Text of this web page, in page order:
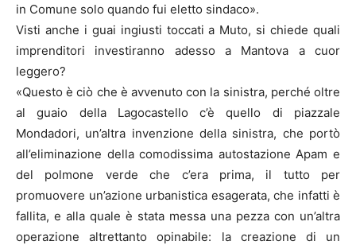
in Comune solo quando fui eletto sindaco».
Visti anche i guai ingiusti toccati a Muto, si chiede quali
imprenditori investiranno adesso a Mantova a cuor
leggero?
«Questo è ciò che è avvenuto con la sinistra, perché oltre
al guaio della Lagocastello c’è quello di piazzale
Mondadori, un’altra invenzione della sinistra, che portò
all’eliminazione della comodissima autostazione Apam e
del polmone verde che c’era prima, il tutto per
promuovere un’azione urbanistica esagerata, che infatti è
fallita, e alla quale è stata messa una pezza con un’altra
operazione altrettanto opinabile: la creazione di un